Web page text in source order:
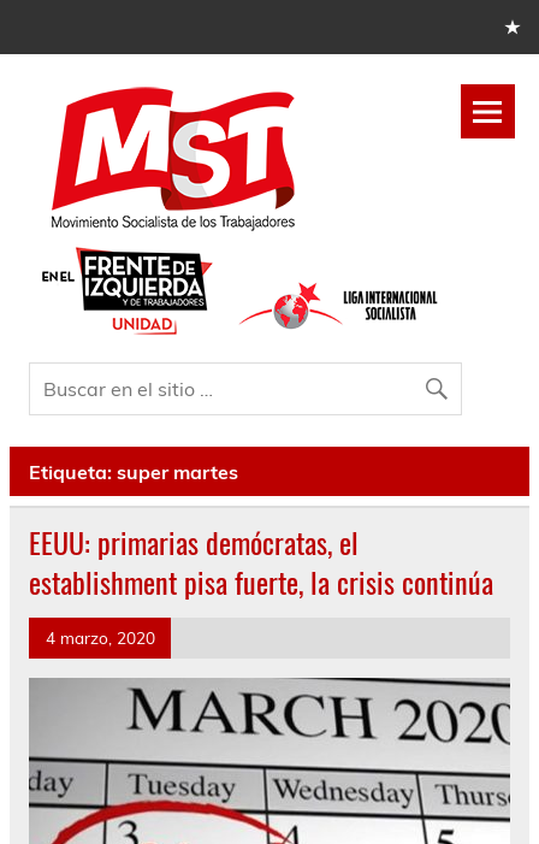
Etiqueta: super martes
EEUU: primarias demócratas, el
establishment pisa fuerte, la crisis continúa
4 marzo, 2020